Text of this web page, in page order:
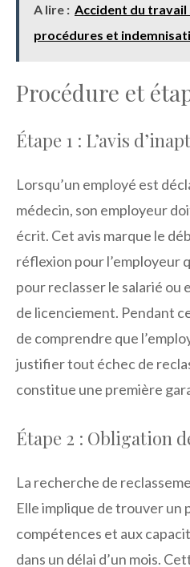
A lire : Accident du
procédures et
Procédure et
Étape 1 : L’avis
Lorsqu’un employé est
médecin, son employeur
écrit. Cet avis marque le
réflexion pour l’employeur
pour reclasser le salarié ou
de licenciement. Pendant
de comprendre que
justifier tout échec de
constitue une première
Étape 2 : Obligation
La recherche de
Elle implique de trouver
compétences et aux
dans un délai d’un mois.